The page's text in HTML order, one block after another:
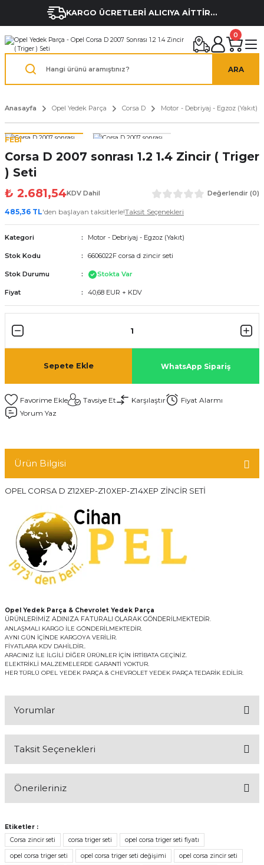
KARGO ÜCRETLERİ ALICIYA AİTTİR...
ARA
0
Anasayfa Opel Yedek Parça Corsa D Motor - Debriyaj - Egzoz (Yakıt)
FEBİ
Corsa D 2007 sonrası 1.2 1.4 Zincir ( Triger
) Seti
₺ 2.681,54KDV Dahil Değerlendir (0)
485,36 TL'den başlayan taksitlerle!Taksit Seçenekleri
Kategori Motor - Debriyaj - Egzoz (Yakıt)
Stok Kodu 6606022F corsa d zincir seti
Stok Durumu Stokta Var
Fiyat 40,68 EUR + KDV
Sepete Ekle WhatsApp Sipariş
Tavsiye Et Karşılaştır
Fiyat Alarmı
Yorum Yaz
Ürün Bilgisi
OPEL CORSA D Z12XEP-Z10XEP-Z14XEP ZİNCİR SETİ
Opel Yedek Parça & Chevrolet Yedek Parça
ÜRÜNLERİMİZ ADINIZA FATURALI OLARAK GÖNDERİLMEKTEDİR.
ANLAŞMALI KARGO İLE GÖNDERİLMEKTEDİR.
AYNI GÜN İÇİNDE KARGOYA VERİLİR.
FİYATLARA KDV DAHİLDİR..
ARACINIZ İLE İLGİLİ DİĞER ÜRÜNLER İÇİN İRTİBATA GEÇİNİZ.
ELEKTRİKLİ MALZEMELERDE GARANTİ YOKTUR.
HER TÜRLÜ OPEL YEDEK PARÇA & CHEVROLET YEDEK PARÇA TEDARİK EDİLİR.
Yorumlar
Taksit Seçenekleri
Önerileriniz
konularda yetersiz gördüğünüz noktaları öneri formunu kullanarak
tarafımıza iletebilirsiniz.
Görüş ve önerileriniz için teşekkür ederiz.
Etiketler :
Corsa zincir seti
corsa triger seti opel corsa triger seti fiyatı
opel corsa triger seti opel corsa triger seti değişimi opel corsa zincir seti